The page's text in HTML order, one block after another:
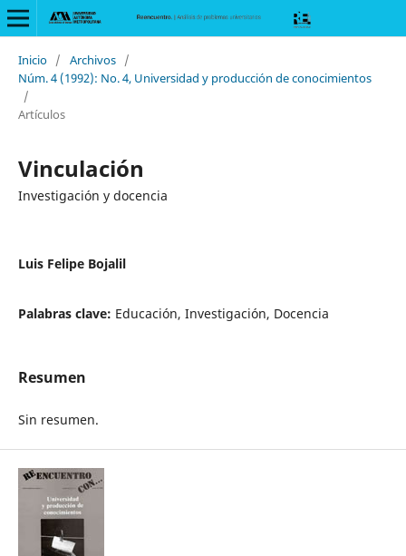
Inicio / Archivos /
Núm. 4 (1992): No. 4, Universidad y producción de conocimientos
/
Artículos
Vinculación
Investigación y docencia
Luis Felipe Bojalil
Palabras clave: Educación, Investigación, Docencia
Resumen
Sin resumen.